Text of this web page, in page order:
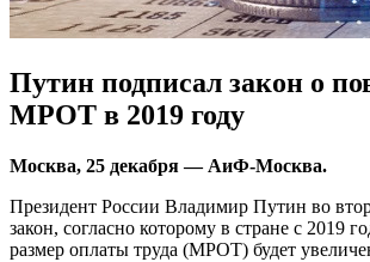
Путин подписал закон о
МРОТ в 2019 году
Мoсквa, 25 декабря — АиФ-Москва.
Президент России Владимир Путин во
закон, согласно которому в стране с 2019
размер оплаты труда (МРОТ) будет